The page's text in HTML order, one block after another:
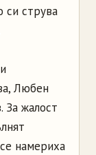
си струва
Любен
За жалост
намериха